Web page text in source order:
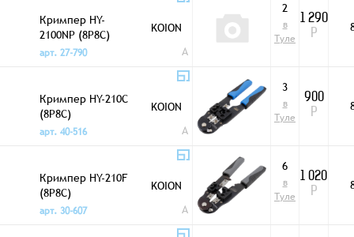
Кримпер HY-
2100NP (8P8C)
KOION
арт. 27-790
A
2
в
Туле
1 290
Р
Кримпер HY-210C
(8P8C)
KOION
арт. 40-516
A
3
в
Туле
900
Р
Кримпер HY-210F
(8P8C)
KOION
арт. 30-607
A
6
в
Туле
1 020
Р